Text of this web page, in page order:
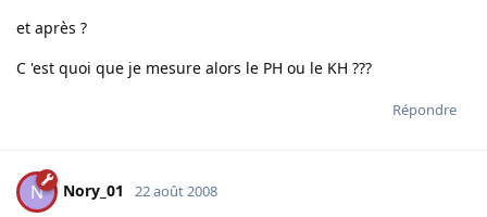
et après ?
C 'est quoi que je mesure alors le PH ou le KH ???
Répondre
N Nory_01 22 août 2008